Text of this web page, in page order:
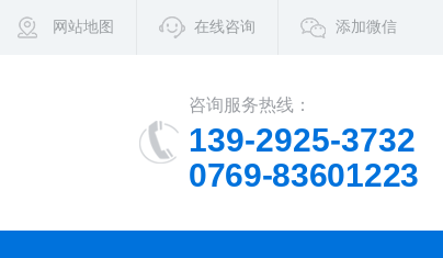
网站地图 在线咨询 添加微信
咨询服务热线：
139-2925-3732
0769-83601223